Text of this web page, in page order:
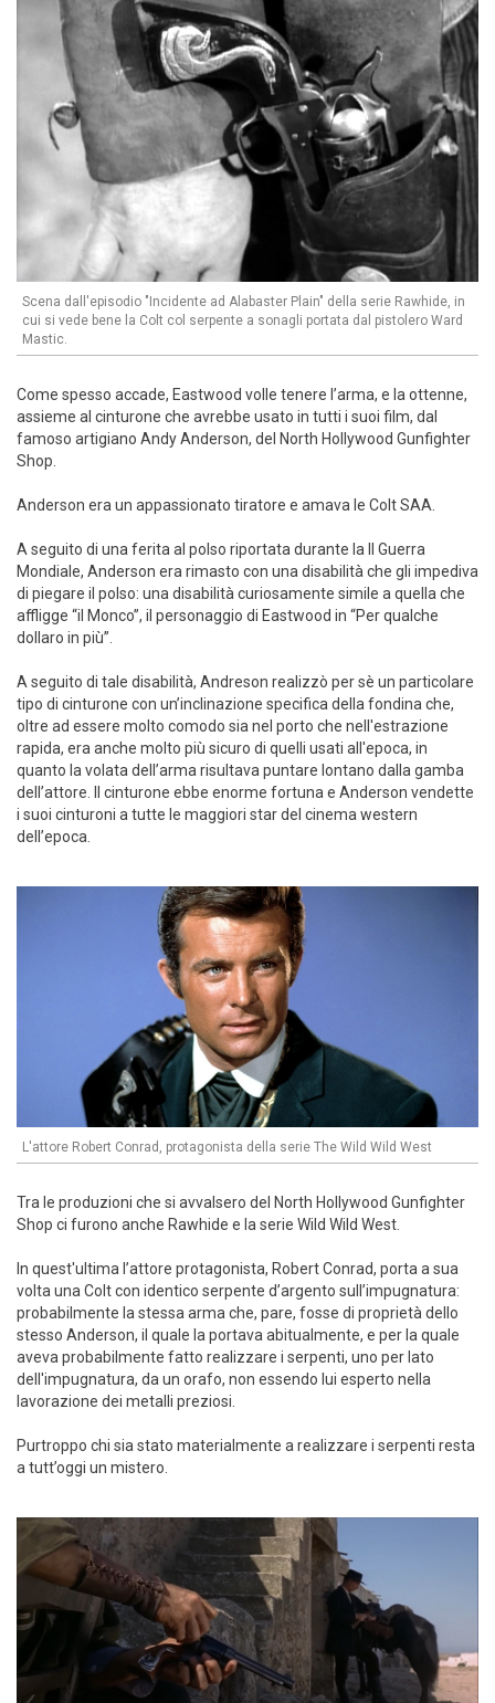
Scena dall'episodio "Incidente ad Alabaster Plain" della serie Rawhide, in
cui si vede bene la Colt col serpente a sonagli portata dal pistolero Ward
Mastic.
Come spesso accade, Eastwood volle tenere l’arma, e la ottenne,
assieme al cinturone che avrebbe usato in tutti i suoi film, dal
famoso artigiano Andy Anderson, del North Hollywood Gunfighter
Shop.
Anderson era un appassionato tiratore e amava le Colt SAA.
A seguito di una ferita al polso riportata durante la II Guerra
Mondiale, Anderson era rimasto con una disabilità che gli impediva
di piegare il polso: una disabilità curiosamente simile a quella che
affligge “il Monco”, il personaggio di Eastwood in “Per qualche
dollaro in più”.
A seguito di tale disabilità, Andreson realizzò per sè un particolare
tipo di cinturone con un’inclinazione specifica della fondina che,
oltre ad essere molto comodo sia nel porto che nell'estrazione
rapida, era anche molto più sicuro di quelli usati all'epoca, in
quanto la volata dell’arma risultava puntare lontano dalla gamba
dell’attore. Il cinturone ebbe enorme fortuna e Anderson vendette
i suoi cinturoni a tutte le maggiori star del cinema western
dell’epoca.
L'attore Robert Conrad, protagonista della serie The Wild Wild West
Tra le produzioni che si avvalsero del North Hollywood Gunfighter
Shop ci furono anche Rawhide e la serie Wild Wild West.
In quest'ultima l’attore protagonista, Robert Conrad, porta a sua
volta una Colt con identico serpente d’argento sull’impugnatura:
probabilmente la stessa arma che, pare, fosse di proprietà dello
stesso Anderson, il quale la portava abitualmente, e per la quale
aveva probabilmente fatto realizzare i serpenti, uno per lato
dell'impugnatura, da un orafo, non essendo lui esperto nella
lavorazione dei metalli preziosi.
Purtroppo chi sia stato materialmente a realizzare i serpenti resta
a tutt’oggi un mistero.